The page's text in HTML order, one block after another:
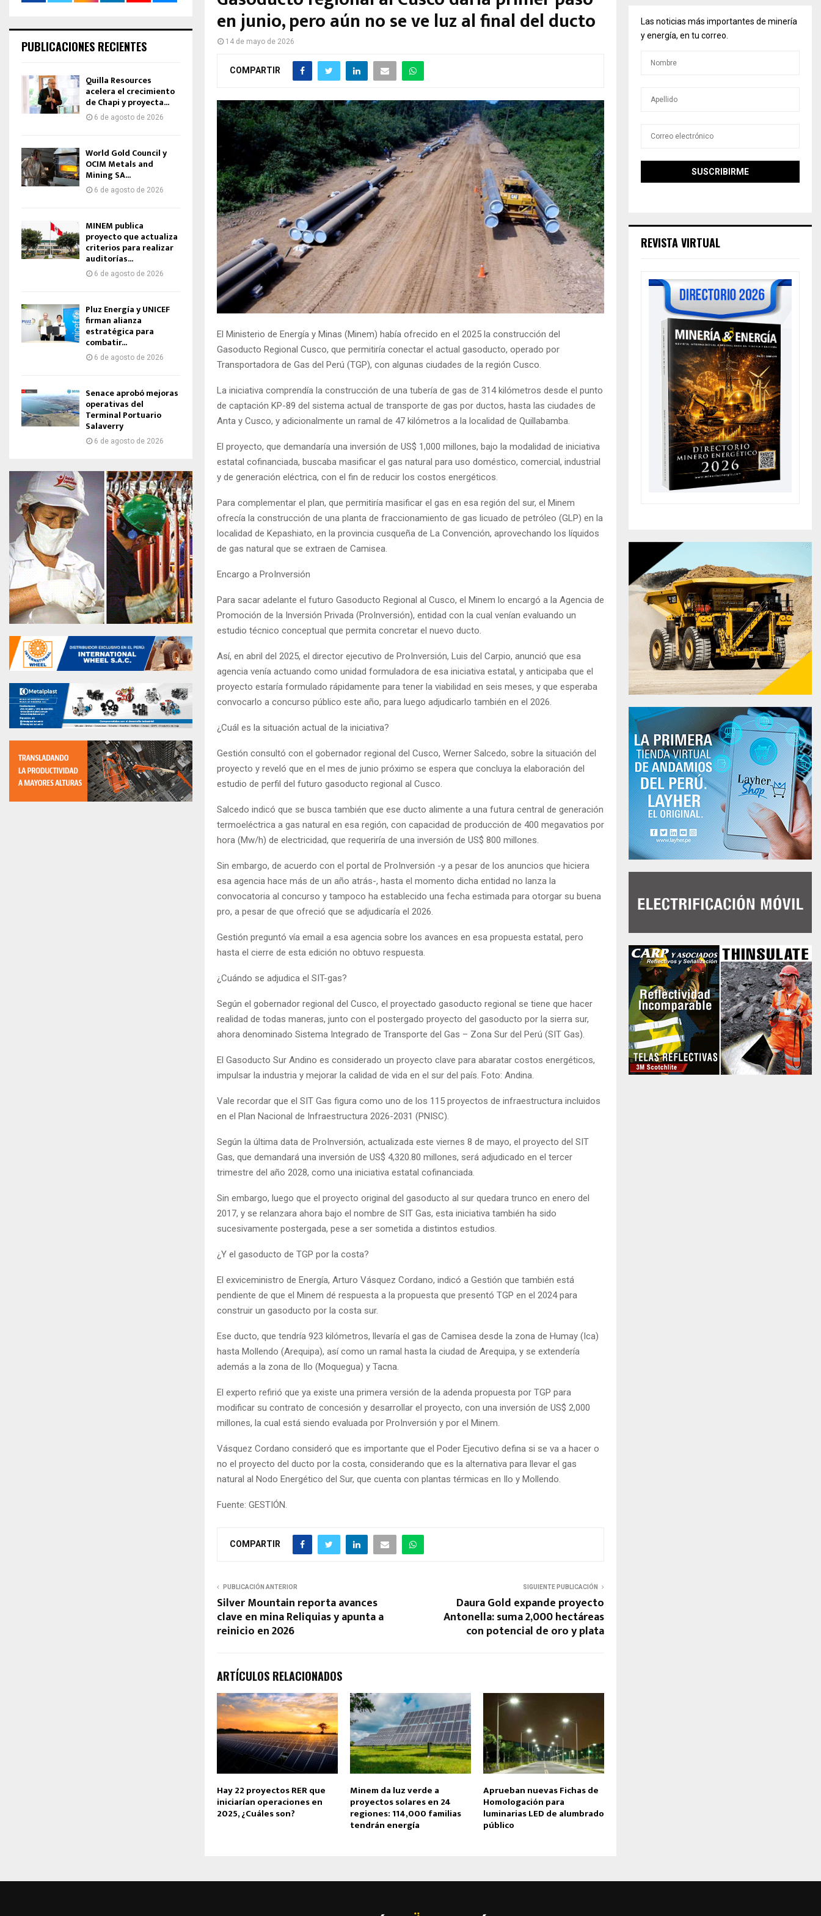
en junio, pero aún no se ve luz al final del ducto
14 de mayo de 2026
COMPARTIR
El Ministerio de Energía y Minas (Minem) había ofrecido en el 2025 la construcción del
Gasoducto Regional Cusco, que permitiría conectar el actual gasoducto, operado por
Transportadora de Gas del Perú (TGP), con algunas ciudades de la región Cusco.
La iniciativa comprendía la construcción de una tubería de gas de 314 kilómetros desde el punto
de captación KP-89 del sistema actual de transporte de gas por ductos, hasta las ciudades de
Anta y Cusco, y adicionalmente un ramal de 47 kilómetros a la localidad de Quillabamba.
El proyecto, que demandaría una inversión de US$ 1,000 millones, bajo la modalidad de iniciativa
estatal cofinanciada, buscaba masificar el gas natural para uso doméstico, comercial, industrial
y de generación eléctrica, con el fin de reducir los costos energéticos.
Para complementar el plan, que permitiría masificar el gas en esa región del sur, el Minem
ofrecía la construcción de una planta de fraccionamiento de gas licuado de petróleo (GLP) en la
localidad de Kepashiato, en la provincia cusqueña de La Convención, aprovechando los líquidos
de gas natural que se extraen de Camisea.
Encargo a ProInversión
Para sacar adelante el futuro Gasoducto Regional al Cusco, el Minem lo encargó a la Agencia de
Promoción de la Inversión Privada (ProInversión), entidad con la cual venían evaluando un
estudio técnico conceptual que permita concretar el nuevo ducto.
Así, en abril del 2025, el director ejecutivo de ProInversión, Luis del Carpio, anunció que esa
agencia venía actuando como unidad formuladora de esa iniciativa estatal, y anticipaba que el
proyecto estaría formulado rápidamente para tener la viabilidad en seis meses, y que esperaba
convocarlo a concurso público este año, para luego adjudicarlo también en el 2026.
¿Cuál es la situación actual de la iniciativa?
Gestión consultó con el gobernador regional del Cusco, Werner Salcedo, sobre la situación del
proyecto y reveló que en el mes de junio próximo se espera que concluya la elaboración del
estudio de perfil del futuro gasoducto regional al Cusco.
Salcedo indicó que se busca también que ese ducto alimente a una futura central de generación
termoeléctrica a gas natural en esa región, con capacidad de producción de 400 megavatios por
hora (Mw/h) de electricidad, que requeriría de una inversión de US$ 800 millones.
Sin embargo, de acuerdo con el portal de ProInversión -y a pesar de los anuncios que hiciera
esa agencia hace más de un año atrás-, hasta el momento dicha entidad no lanza la
convocatoria al concurso y tampoco ha establecido una fecha estimada para otorgar su buena
pro, a pesar de que ofreció que se adjudicaría el 2026.
Gestión preguntó vía email a esa agencia sobre los avances en esa propuesta estatal, pero
hasta el cierre de esta edición no obtuvo respuesta.
¿Cuándo se adjudica el SIT-gas?
Según el gobernador regional del Cusco, el proyectado gasoducto regional se tiene que hacer
realidad de todas maneras, junto con el postergado proyecto del gasoducto por la sierra sur,
ahora denominado Sistema Integrado de Transporte del Gas – Zona Sur del Perú (SIT Gas).
El Gasoducto Sur Andino es considerado un proyecto clave para abaratar costos energéticos,
impulsar la industria y mejorar la calidad de vida en el sur del país. Foto: Andina.
Vale recordar que el SIT Gas figura como uno de los 115 proyectos de infraestructura incluidos
en el Plan Nacional de Infraestructura 2026-2031 (PNISC).
Según la última data de ProInversión, actualizada este viernes 8 de mayo, el proyecto del SIT
Gas, que demandará una inversión de US$ 4,320.80 millones, será adjudicado en el tercer
trimestre del año 2028, como una iniciativa estatal cofinanciada.
Sin embargo, luego que el proyecto original del gasoducto al sur quedara trunco en enero del
2017, y se relanzara ahora bajo el nombre de SIT Gas, esta iniciativa también ha sido
sucesivamente postergada, pese a ser sometida a distintos estudios.
¿Y el gasoducto de TGP por la costa?
El exviceministro de Energía, Arturo Vásquez Cordano, indicó a Gestión que también está
pendiente de que el Minem dé respuesta a la propuesta que presentó TGP en el 2024 para
construir un gasoducto por la costa sur.
Ese ducto, que tendría 923 kilómetros, llevaría el gas de Camisea desde la zona de Humay (Ica)
hasta Mollendo (Arequipa), así como un ramal hasta la ciudad de Arequipa, y se extendería
además a la zona de Ilo (Moquegua) y Tacna.
El experto refirió que ya existe una primera versión de la adenda propuesta por TGP para
modificar su contrato de concesión y desarrollar el proyecto, con una inversión de US$ 2,000
millones, la cual está siendo evaluada por ProInversión y por el Minem.
Vásquez Cordano consideró que es importante que el Poder Ejecutivo defina si se va a hacer o
no el proyecto del ducto por la costa, considerando que es la alternativa para llevar el gas
natural al Nodo Energético del Sur, que cuenta con plantas térmicas en Ilo y Mollendo.
Fuente: GESTIÓN.
COMPARTIR
PUBLICACIÓN ANTERIOR
Silver Mountain reporta avances
clave en mina Reliquias y apunta a
reinicio en 2026
SIGUIENTE PUBLICACIÓN
Daura Gold expande proyecto
Antonella: suma 2,000 hectáreas
con potencial de oro y plata
ARTÍCULOS RELACIONADOS
Hay 22 proyectos RER que
iniciarían operaciones en
2025, ¿Cuáles son?
Minem da luz verde a
proyectos solares en 24
regiones: 114,000 familias
tendrán energía
Aprueban nuevas Fichas de
Homologación para
luminarias LED de alumbrado
público
PUBLICACIONES RECIENTES
Quilla Resources
acelera el crecimiento
de Chapi y proyecta...
6 de agosto de 2026
World Gold Council y
OCIM Metals and
Mining SA...
6 de agosto de 2026
MINEM publica
proyecto que actualiza
criterios para realizar
auditorías...
6 de agosto de 2026
Pluz Energía y UNICEF
firman alianza
estratégica para
combatir...
6 de agosto de 2026
Senace aprobó mejoras
operativas del
Terminal Portuario
Salaverry
6 de agosto de 2026
Las noticias más importantes de minería
y energía, en tu correo.
REVISTA VIRTUAL